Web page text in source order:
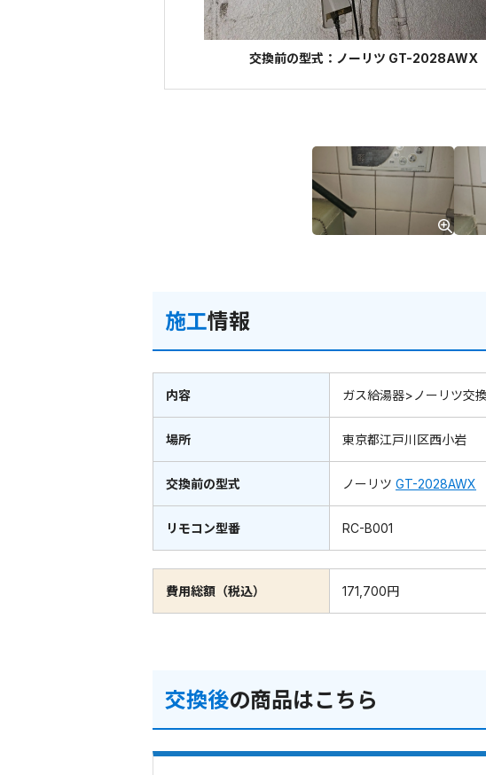
交換前の型式：ノーリツ GT-2028AWX
施工情報
内容 ガス給湯器>ノーリツ交
場所 東京都江戸川区西小岩
交換前の型式 ノーリツ GT-2028AWX
リモコン型番 RC-B001
費用総額（税込） 171,700円
交換後の商品はこちら